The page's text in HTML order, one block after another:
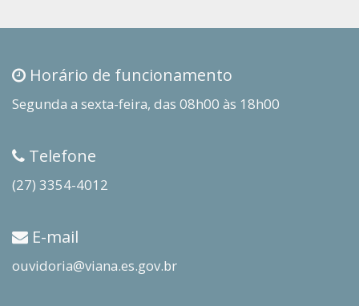
Horário de funcionamento
Segunda a sexta-feira, das 08h00 às 18h00
Telefone
(27) 3354-4012
E-mail
ouvidoria@viana.es.gov.br